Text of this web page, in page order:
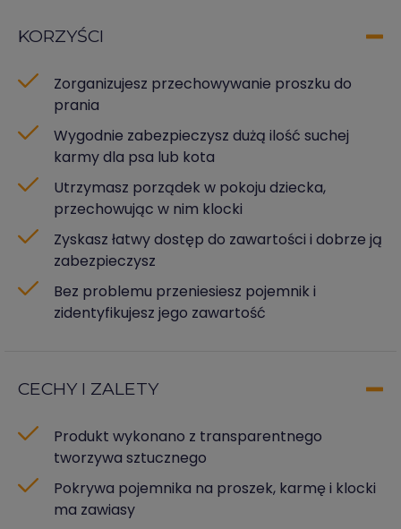
KORZYŚCI
Zorganizujesz przechowywanie proszku do
prania
Wygodnie zabezpieczysz dużą ilość suchej
karmy dla psa lub kota
Utrzymasz porządek w pokoju dziecka,
przechowując w nim klocki
Zyskasz łatwy dostęp do zawartości i dobrze ją
zabezpieczysz
Bez problemu przeniesiesz pojemnik i
zidentyfikujesz jego zawartość
CECHY I ZALETY
Produkt wykonano z transparentnego
tworzywa sztucznego
Pokrywa pojemnika na proszek, karmę i klocki
ma zawiasy